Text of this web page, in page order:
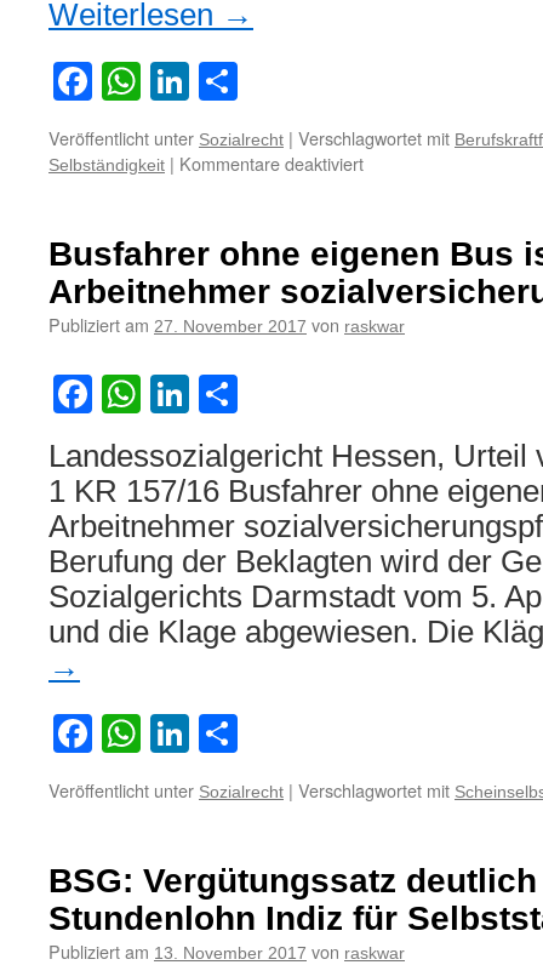
Weiterlesen →
Facebook
WhatsApp
LinkedIn
Veröffentlicht unter Sozialrecht | Verschlagwortet mit
Selbständigkeit | Kommentare deaktiviertfür
selbständigen
Tätigkeit
eines
Berufskraftfahrers
Busfahrer ohne eigenen Bus
Arbeitnehmer
Publiziert am 27. November 2017 von raskwar
Facebook
WhatsApp
LinkedIn
Landessozialgericht Hessen, Urteil
1 KR 157/16 Busfahrer ohne
Arbeitnehmer
Berufung der Beklagten wird der
Sozialgerichts Darmstadt vom 5.
und die Klage abgewiesen. Die
→
Facebook
WhatsApp
LinkedIn
Veröffentlicht unter Sozialrecht | Verschlagwortet mit
BSG: Vergütungssatz
Stundenlohn Indiz für
Publiziert am 13. November 2017 von raskwar